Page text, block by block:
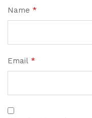
Name *
Email *